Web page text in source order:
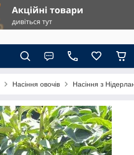
Насіння овочів Насіння з